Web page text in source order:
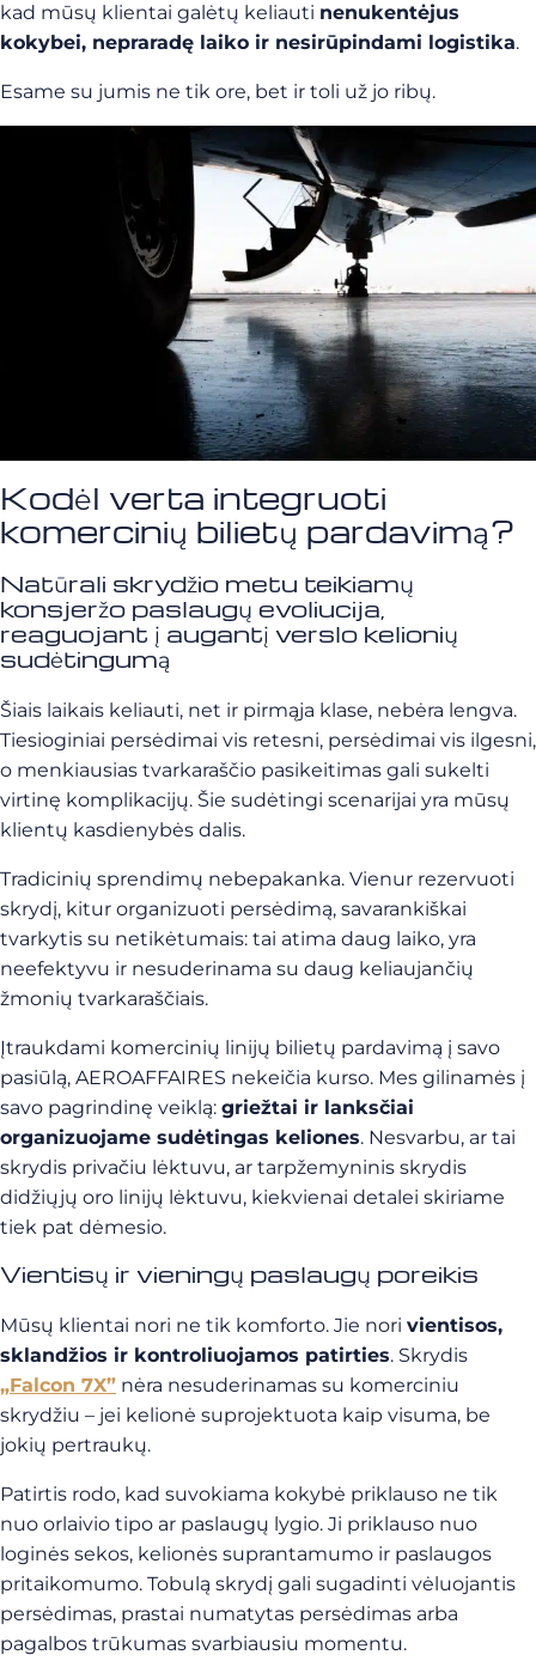
kad mūsų klientai galėtų keliauti nenukentėjus
kokybei, nepraradę laiko ir nesirūpindami logistika.
Esame su jumis ne tik ore, bet ir toli už jo ribų.
Kodėl verta integruoti
komercinių bilietų pardavimą?
Natūrali skrydžio metu teikiamų
konsjeržo paslaugų evoliucija,
reaguojant į augantį verslo kelionių
sudėtingumą
Šiais laikais keliauti, net ir pirmąja klase, nebėra lengva.
Tiesioginiai persėdimai vis retesni, persėdimai vis ilgesni,
o menkiausias tvarkaraščio pasikeitimas gali sukelti
virtinę komplikacijų. Šie sudėtingi scenarijai yra mūsų
klientų kasdienybės dalis.
Tradicinių sprendimų nebepakanka. Vienur rezervuoti
skrydį, kitur organizuoti persėdimą, savarankiškai
tvarkytis su netikėtumais: tai atima daug laiko, yra
neefektyvu ir nesuderinama su daug keliaujančių
žmonių tvarkaraščiais.
Įtraukdami komercinių linijų bilietų pardavimą į savo
pasiūlą, AEROAFFAIRES nekeičia kurso. Mes gilinamės į
savo pagrindinę veiklą: griežtai ir lanksčiai
organizuojame sudėtingas keliones. Nesvarbu, ar tai
skrydis privačiu lėktuvu, ar tarpžemyninis skrydis
didžiųjų oro linijų lėktuvu, kiekvienai detalei skiriame
tiek pat dėmesio.
Vientisų ir vieningų paslaugų poreikis
Mūsų klientai nori ne tik komforto. Jie nori vientisos,
sklandžios ir kontroliuojamos patirties. Skrydis
„Falcon 7X” nėra nesuderinamas su komerciniu
skrydžiu – jei kelionė suprojektuota kaip visuma, be
jokių pertraukų.
Patirtis rodo, kad suvokiama kokybė priklauso ne tik
nuo orlaivio tipo ar paslaugų lygio. Ji priklauso nuo
loginės sekos, kelionės suprantamumo ir paslaugos
pritaikomumo. Tobulą skrydį gali sugadinti vėluojantis
persėdimas, prastai numatytas persėdimas arba
pagalbos trūkumas svarbiausiu momentu.